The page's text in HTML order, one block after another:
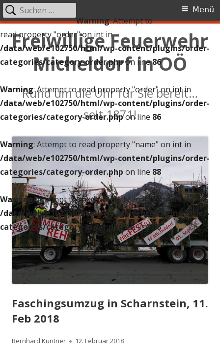
Springe
zum
Inhalt
Freiwillige Feuerwehr
Micheldorf in OÖ
Rund um die Uhr für Sie bereit…
seit 1871!
Primäres
Menü
Menü
Suchen
nach:
Warning: Attempt to
read property "order" on int in
/data/web/e102750/html/wp-content/plugins/order-
categories/category-order.phpon line86
Warning: Attempt to read property "order" on int in
/data/web/e102750/html/wp-content/plugins/order-
categories/category-order.phpon line 86
Warning: Attempt to read property "name" on int in
/data/web/e102750/html/wp-content/plugins/order-
categories/category-order.php on line 88
Warning: Attempt to read property "name" on int in
/data/web/e102750/html/wp-content/plugins/order-
categories/category-order.phpon line88
Faschingsumzug in Scharnstein, 11.
Feb 2018
Autor
Bernhard Kuntner
Veröffentlicht
12. Februar 2018